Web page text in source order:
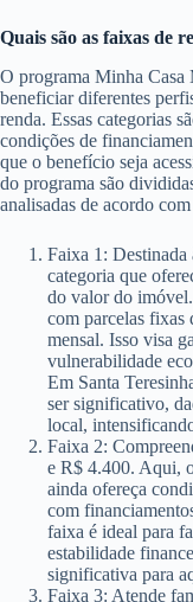
Quais são as faixas de
O programa Minha Casa
beneficiar diferentes
renda. Essas categorias
condições de
que o benefício seja
do programa são
analisadas de acordo
Faixa 1: Destinada
categoria que
do valor do imóvel.
com parcelas fixas
mensal. Isso visa
vulnerabilidade
Em Santa
ser significativo,
local,
Faixa 2:
e R$ 4.400. Aqui,
ainda ofereça
com
faixa é ideal para
estabilidade
significativa para
Faixa 3: Atende